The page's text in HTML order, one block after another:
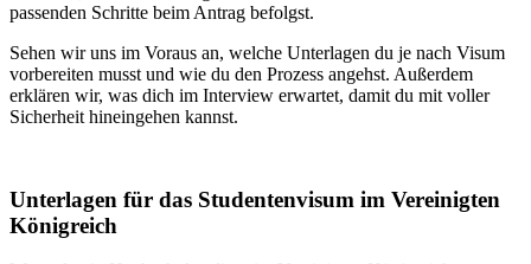
passenden Schritte beim Antrag befolgst.
Sehen wir uns im Voraus an, welche Unterlagen du je nach Visum
vorbereiten musst und wie du den Prozess angehst. Außerdem
erklären wir, was dich im Interview erwartet, damit du mit voller
Sicherheit hineingehen kannst.
Unterlagen für das Studentenvisum im Vereinigten
Königreich